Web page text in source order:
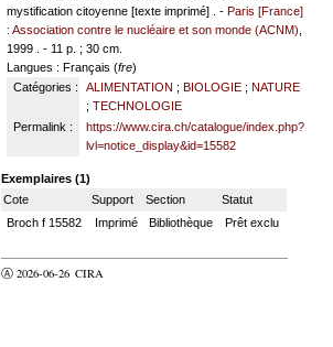
mystification citoyenne [texte imprimé] . -Paris [France]
: Association contre le nucléaire et son monde (ACNM)
1999 . - 11 p. ; 30 cm.
Langues : Français (fre)
Catégories :
ALIMENTATION ; BIOLOGIE; NATURE
; TECHNOLOGIE
Permalink :
https://www.cira.ch/catalogue/index.php?
lvl=notice_display&id=15582
Exemplaires (1)
Cote
Support Section
Statut
Broch f 15582
Imprimé Bibliothèque Prêt exclu
Ⓐ 2026-06-26 CIRA